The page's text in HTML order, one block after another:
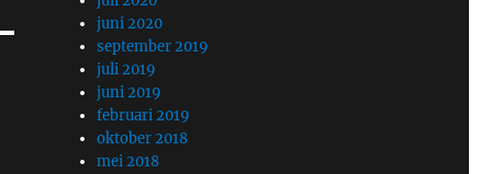
juni 2020
september 2019
juli 2019
juni 2019
februari 2019
oktober 2018
mei 2018